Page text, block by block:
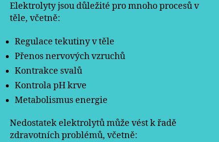
Elektrolyty jsou důležité pro mnoho procesů v
těle, včetně:
Regulace tekutiny v těle
Přenos nervových vzruchů
Kontrakce svalů
Kontrola pH krve
Metabolismus energie
Nedostatek elektrolytů může vést k řadě
zdravotních problémů, včetně: